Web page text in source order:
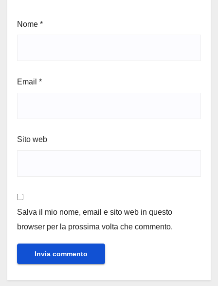
Nome *
Email *
Sito web
Salva il mio nome, email e sito web in questo
browser per la prossima volta che commento.